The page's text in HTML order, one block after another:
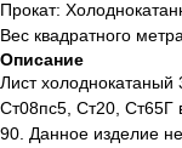
Прокат:
Вес квадратного
Описание
Лист холоднокатаный
Ст08пс5, Ст20, Ст65Г
90. Данное изделие